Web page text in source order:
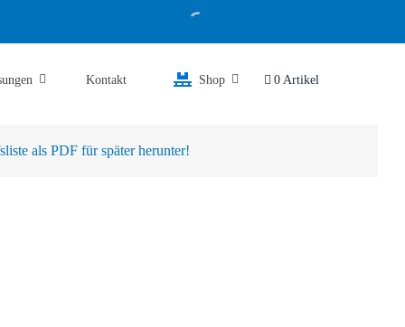
Kontakt Shop 0 Artikel
als PDF für später herunter!